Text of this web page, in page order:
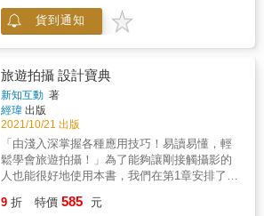
縣，你去過哪幾個呢？除了比較知名的東京、
大阪、京都、沖繩、北海道，其實每個市町村
成了環遊全日本的攝影旅行計畫，跑遍47個都
道府縣，總共1741個市町村，為日本的每一個
地方都留下了精彩的日常瞬間。他邊旅行邊將
照片文字紀錄也上傳到自己架設的網站「故鄉
手帖」，一直持續到環遊旅程結束，在日本各
地引起極大回響及媒體關注。這是一本濃濃熱
情、滿滿愛意、純粹到令人動容的日本全境寫
真紀錄。 「21歲那年春天，我還是個大學生
時，出門旅行了很長一段時間。 騎著藍色的本
貨到通知
旅遊拍攝 設計寶典
新知互動 著
經瑋 出版
2021/10/21 出版
「由淺入深掌握各種應用技巧！易讀易懂，輕
鬆學會旅遊拍攝！」為了能夠讓剛接觸攝影的
人也能很好地使用本書，我們在第1章安排了關
遊攝影的基礎和進階知識，從第3章開始，我們
9 折 特價 585 元